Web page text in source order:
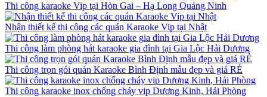
Thi công karaoke Vip tại Hòn Gai – Hạ Long Quảng Ninh
Nhận thiết kế thi công các quán Karaoke Vip tại Nhật
Thi công làm phòng hát karaoke gia đình tại Gia Lộc Hải Dương
Thi công trọn gói quán Karaoke Bình Định mẫu đẹp và giá RẺ
Thi công karaoke inox chống cháy vip Dương Kinh, Hải Phòng